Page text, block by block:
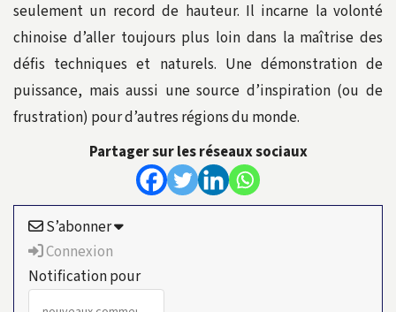
seulement un record de hauteur. Il incarne la volonté
chinoise d’aller toujours plus loin dans la maîtrise des
défis techniques et naturels. Une démonstration de
puissance, mais aussi une source d’inspiration (ou de
frustration) pour d’autres régions du monde.
Partager sur les réseaux sociaux
S’abonner
Connexion
Notification pour